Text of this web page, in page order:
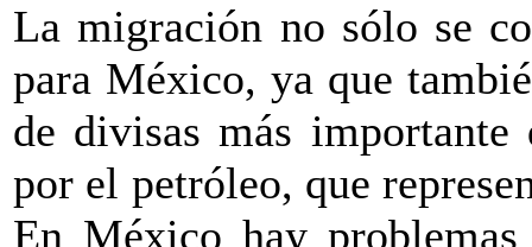
La migración no sólo se
para México, ya que
de divisas más importante
por el petróleo, que
En México hay